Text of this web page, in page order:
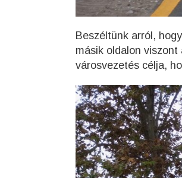
Beszéltünk arról,
másik oldalon
városvezetés célja,